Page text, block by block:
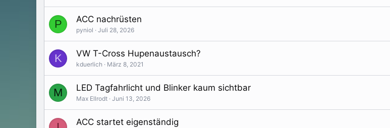
P ACC nachrüsten
pyniol Juli 28, 2026
K VW T-Cross Hupenaustausch?
kduerlich März 8, 2021
M LED Tagfahrlicht und Blinker kaum sichtbar
Max Ellrodt Juni 13, 2026
ACC startet eigenständig